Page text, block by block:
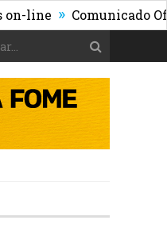
» Comunicado Oficial »